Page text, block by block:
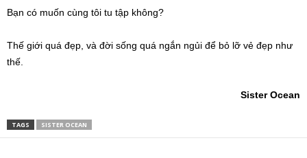
Bạn có muốn cùng tôi tu tập không?
Thế giới quá đẹp, và đời sống quá ngắn ngủi để bỏ lỡ vẻ đẹp như
thế.
Sister Ocean
TAGS SISTER OCEAN